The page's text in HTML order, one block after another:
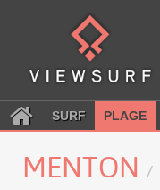
SURF PLAGE
MENTON